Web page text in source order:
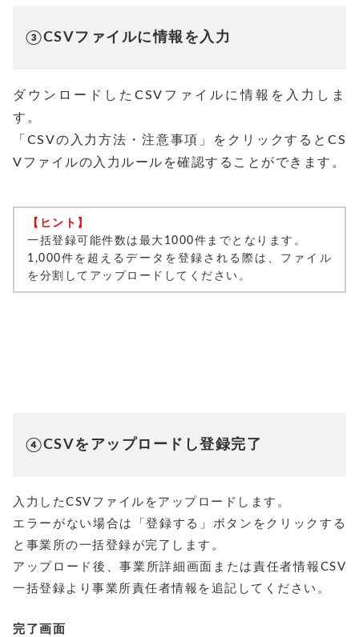
③CSVファイルに情報を入力
ダウンロードしたCSVファイルに情報を入力しま
す。
「CSVの入力方法・注意事項」をクリックするとCS
Vファイルの入力ルールを確認することができます。
【ヒント】
一括登録可能件数は最大1000件までとなります。
1,000件を超えるデータを登録される際は、ファイル
を分割してアップロードしてください。
④CSVをアップロードし登録完了
入力したCSVファイルをアップロードします。
エラーがない場合は「登録する」ボタンをクリックする
と事業所の一括登録が完了します。
アップロード後、事業所詳細画面または責任者情報CSV
一括登録より事業所責任者情報を追記してください。
完了画面